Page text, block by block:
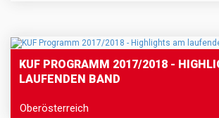
KUF PROGRAMM 2017/2018 -
LAUFENDEN BAND
Oberösterreich